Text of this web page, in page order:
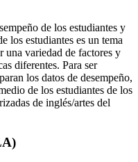
de los estudiantes y
los estudiantes es un tema
una variedad de factores y
diferentes. Para ser
los datos de desempeño,
de los estudiantes de los
de inglés/artes del